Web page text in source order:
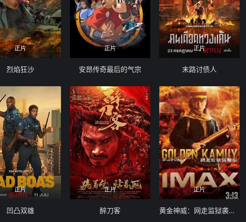
正片
烈焰狂沙
正片
安昂传奇最后的气宗
正片
末路讨债人
正片
凹凸双雄
正片
醉刀客
正片
黄金神威：网走监狱袭击篇